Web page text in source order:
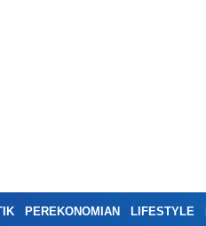
PEREKONOMIAN LIFESTYLE